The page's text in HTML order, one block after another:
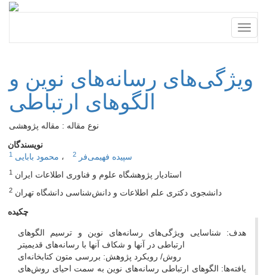
ویژگی‌های رسانه‌‌های نوین و
الگوهای ارتباطی
نوع مقاله : مقاله پژوهشی
نویسندگان
محمود بابایی 1 سپیده فهیمی‌‌فر 2
1 استادیار پژوهشگاه علوم و فناوری اطلاعات ایران
2 دانشجوی دکتری علم اطلاعات و دانش‌شناسی دانشگاه تهران
چکیده
هدف: شناسایی ویژگی‌‌های رسانه‌‌های نوین و ترسیم الگوهای
ارتباطی در آنها و شکاف آنها با رسانه‌‌های قدیمی­تر
روش/ رویکرد پژوهش: بررسی متون کتابخانه‌‌ای
یافته‌‌ها: الگو‌های ارتباطی رسانه‌‌های نوین به سمت احیای روش‌های